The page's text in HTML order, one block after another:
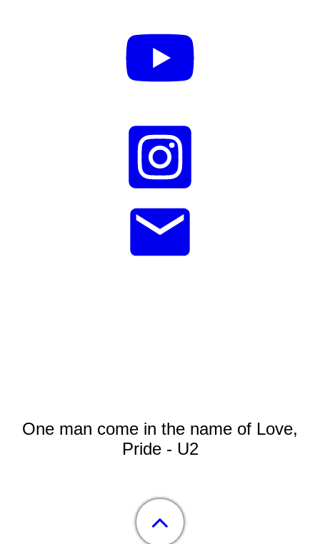
One man come in the name of Love,
Pride - U2